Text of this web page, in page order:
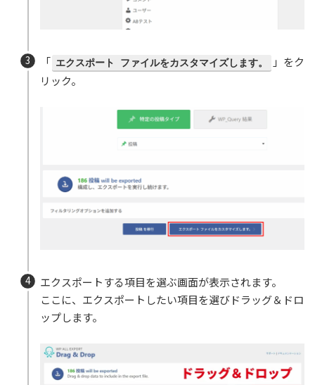
「 エクスポート ファイルをカスタマイズします。
」をク
リック。
エクスポートする項目を選ぶ画面が表示されます。
ここに、エクスポートしたい項目を選びドラッグ＆ドロ
ップします。